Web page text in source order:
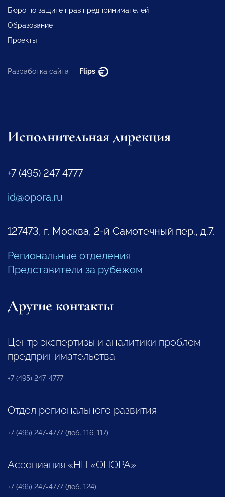
Бюро по защите прав предпринимателей
Образование
Проекты
Разработка сайта — Flips
Исполнительная дирекция
+7 (495) 247 4777
id@opora.ru
127473, г. Москва, 2-й Самотечный пер., д.7.
Региональные отделения
Представители за рубежом
Другие контакты
Центр экспертизы и аналитики проблем
предпринимательства
+7 (495) 247-4777
Отдел регионального развития
+7 (495) 247-4777 (доб. 116, 117)
Ассоциация «НП «ОПОРА»
+7 (495) 247-4777 (доб. 124)